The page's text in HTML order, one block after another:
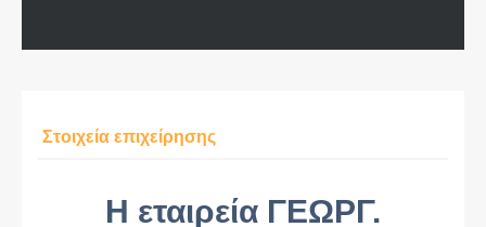
Στοιχεία επιχείρησης
Η εταιρεία ΓΕΩΡΓ.